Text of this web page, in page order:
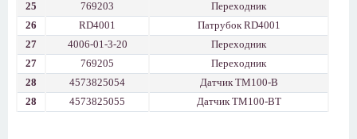
25
769203
Переходник
26
RD4001
Патрубок RD4001
27
4006-01-3-20
Переходник
27
769205
Переходник
28
4573825054
Датчик ТМ100-В
28
4573825055 Датчик ТМ100-ВТ